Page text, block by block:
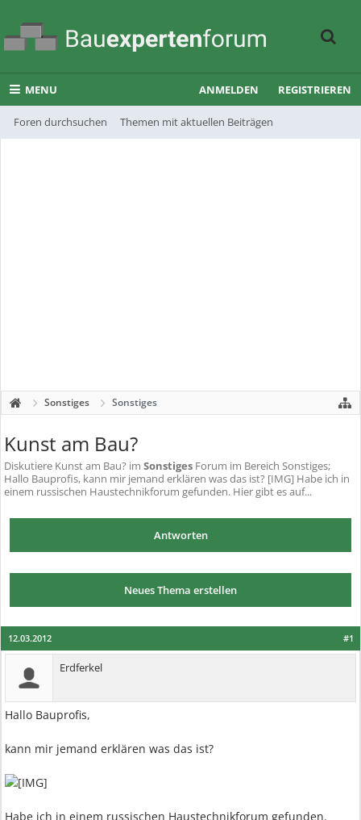
MENU
Foren durchsuchen Themen mit aktuellen Beiträgen
ANMELDEN REGISTRIEREN
Sonstiges Sonstiges
Kunst am Bau?
Diskutiere Kunst am Bau? im Sonstiges Forum im Bereich Sonstiges;
Hallo Bauprofis, kann mir jemand erklären was das ist? [IMG] Habe ich in
einem russischen Haustechnikforum gefunden. Hier gibt es auf...
Antworten
Neues Thema erstellen
#1
12.03.2012
Erdferkel
Hallo Bauprofis,
kann mir jemand erklären was das ist?
Habe ich in einem russischen Haustechnikforum gefunden.